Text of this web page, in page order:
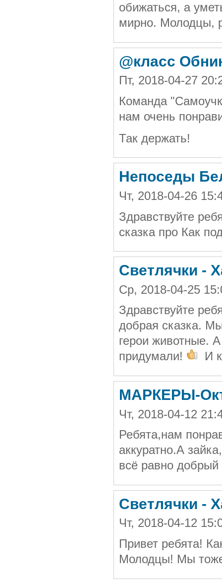
обижаться, а
мирно. Молодцы,
@класс
Пт, 2018-04-27
Команда
нам очень
Так держать!
Непоседы
Чт, 2018-04-26
Здравствуйте
сказка про Как
Светлячки -
Ср, 2018-04-25
Здравствуйте
добрая сказка.
герои животные.
придумали!
И
МАРКЕРЫ-
Чт, 2018-04-12
Ребята,нам
аккуратно.А
всё равно
Светлячки -
Чт, 2018-04-12
Привет ребята!
Молодцы! Мы тоже